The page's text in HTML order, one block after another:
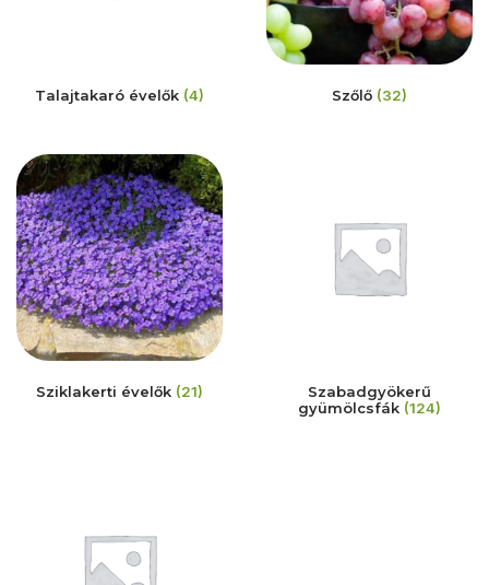
Talajtakaró évelők (4) Szőlő (32)
Sziklakerti évelők (21)
Szabadgyökerű
gyümölcsfák (124)